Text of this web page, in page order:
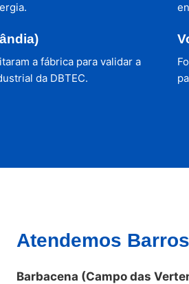
a fábrica para validar a
da DBTEC.
Atendemos
Barbacena (Campo das